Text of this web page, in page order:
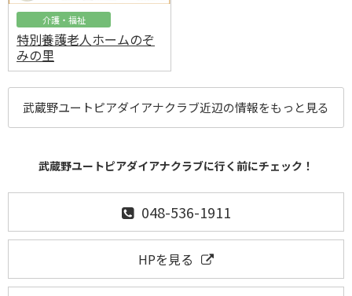
介護・福祉
特別養護老人ホームのぞ
みの里
武蔵野ユートピアダイアナクラブ近辺の情報をもっと見る
武蔵野ユートピアダイアナクラブに行く前にチェック！
048-536-1911
HPを見る